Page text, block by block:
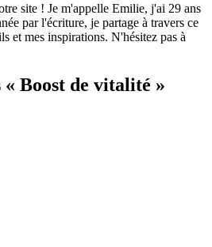
site ! Je m'appelle Emilie, j'ai 29 ans
par l'écriture, je partage à travers ce
et mes inspirations. N'hésitez pas à
Boost de vitalité »